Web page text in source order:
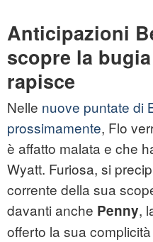
Anticipazioni
scopre la
rapisce
Nelle nuove puntate di
prossimamente, Flo
è affatto malata e che
Wyatt. Furiosa, si
corrente della sua
davanti anche Penny,
offerto la sua